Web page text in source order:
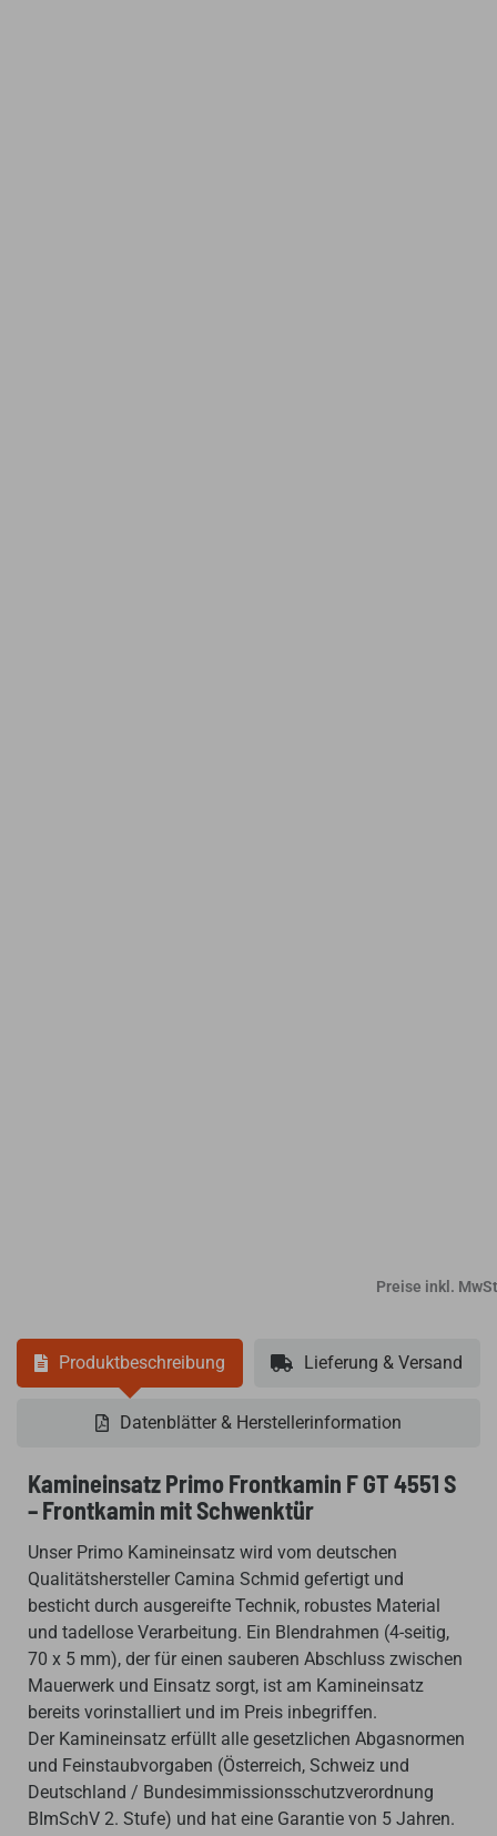
Preise inkl.
Produktbeschreibung Lieferung & Versand
Datenblätter & Herstellerinformation
Kamineinsatz Primo Frontkamin F GT 4551 S
– Frontkamin mit Schwenktür
Unser Primo Kamineinsatz wird vom deutschen
Qualitätshersteller Camina Schmid gefertigt und
besticht durch ausgereifte Technik, robustes Material
und tadellose Verarbeitung. Ein Blendrahmen (4-seitig,
70 x 5 mm), der für einen sauberen Abschluss zwischen
Mauerwerk und Einsatz sorgt, ist am Kamineinsatz
bereits vorinstalliert und im Preis inbegriffen.
Der Kamineinsatz erfüllt alle gesetzlichen Abgasnormen
und Feinstaubvorgaben (Österreich, Schweiz und
Deutschland / Bundesimmissionsschutzverordnung
BImSchV 2. Stufe) und hat eine Garantie von 5 Jahren.